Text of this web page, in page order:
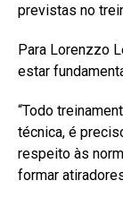
previstas no
Para Lorenzzo
estar
“Todo
técnica, é
respeito às
formar